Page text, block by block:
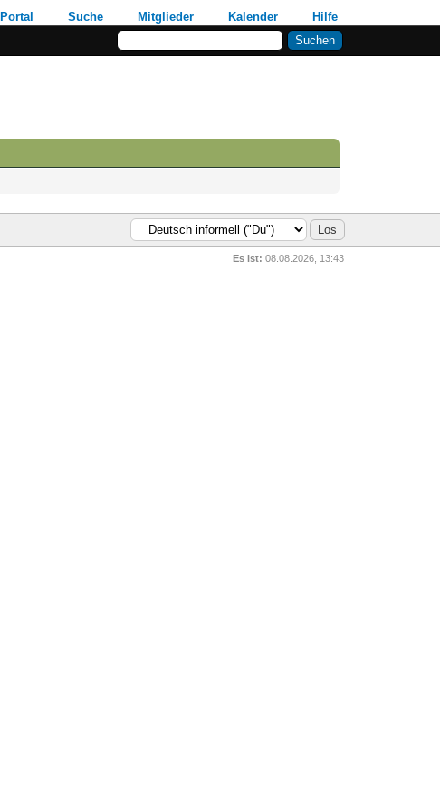
Portal Suche Mitglieder Kalender
Hilfe
Es ist: 08.08.2026, 13:43